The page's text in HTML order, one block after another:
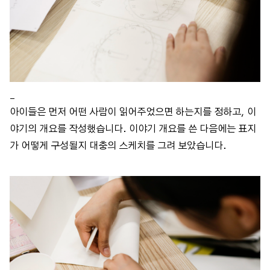
아이들은 먼저 어떤 사람이 읽어주었으면 하는지를 정하고, 이
야기의 개요를 작성했습니다. 이야기 개요를 쓴 다음에는 표지
가 어떻게 구성될지 대충의 스케치를 그려 보았습니다.